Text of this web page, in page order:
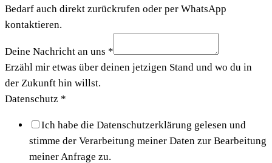
Bedarf auch direkt zurückrufen oder per WhatsApp
kontaktieren.
Deine Nachricht an uns *
Erzähl mir etwas über deinen jetzigen Stand und wo du in
der Zukunft hin willst.
Datenschutz *
Ich habe die Datenschutzerklärung gelesen und
stimme der Verarbeitung meiner Daten zur Bearbeitung
meiner Anfrage zu.